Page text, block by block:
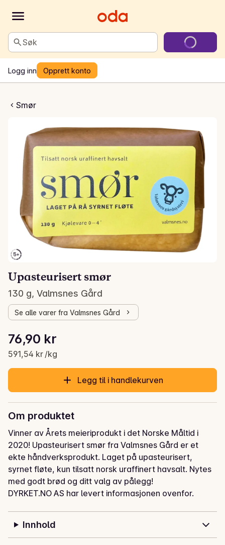
Søk
Logg inn Opprett konto
Smør
smør
Upasteurisert smør
130 g, Valmsnes Gård
Se alle varer fra Valmsnes Gård
Gjeldende pris er: 76,90 kr
76,90 kr
591,54 kr /kg
Stykkpris: 591,54 kr /kg
Legg til i handlekurven
Om produktet
Vinner av Årets meieriprodukt i det Norske Måltid i
2020! Upasteurisert smør fra Valmsnes Gård er et
ekte håndverksprodukt. Laget på upasteurisert,
syrnet fløte, kun tilsatt norsk uraffinert havsalt. Nytes
med godt brød og ditt valg av pålegg!
DYRKET.NO AS har levert informasjonen ovenfor.
Innhold